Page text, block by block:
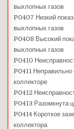
выхлопных газов
P0407 Низкий
выхлопных газов
P0408 Высокий
выхлопных газов
P0410
P0411 Неправильно
коллекторе
P0412
P0413 Разомкнута
P0414 Короткое
коллектора